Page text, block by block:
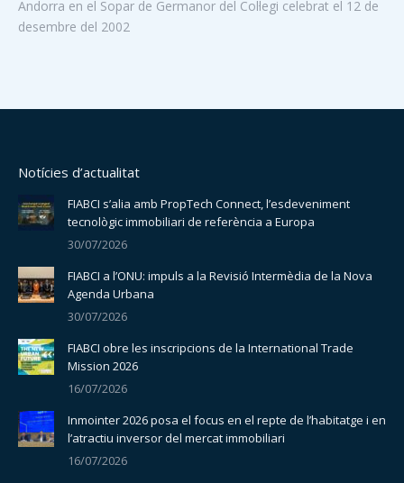
Andorra en el Sopar de Germanor del Col·legi celebrat el 12 de
desembre del 2002
Notícies d’actualitat
FIABCI s’alia amb PropTech Connect, l’esdeveniment
tecnològic immobiliari de referència a Europa
30/07/2026
FIABCI a l’ONU: impuls a la Revisió Intermèdia de la Nova
Agenda Urbana
30/07/2026
FIABCI obre les inscripcions de la International Trade
Mission 2026
16/07/2026
Inmointer 2026 posa el focus en el repte de l’habitatge i en
l’atractiu inversor del mercat immobiliari
16/07/2026